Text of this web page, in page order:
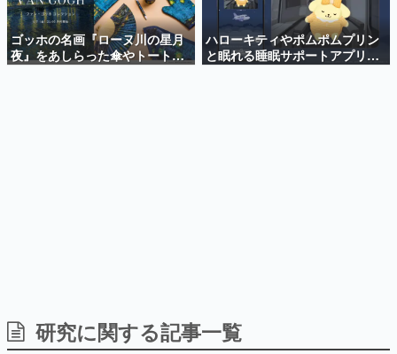
新世代に訊く
これからのデジタルゲーム市場を担う若きクリエイター達
の姿を追い、彼らのルーツと情熱を探っていきます。
ゲーム開発者・hamatsu氏がゲームの魅力を画面や操作の
具体的な形から解き明かしていく、硬派で骨太な評論連載
です。
ゴッホの名画『ローヌ川の星月
夜』をあしらった傘やトートバ
ッグなどが登場。8月7日21時よ
ハローキティやポムポムプリン
と眠れる睡眠サポートアプリ
『ゆめたび』が配信中。キャラ
研究に関する記事一覧